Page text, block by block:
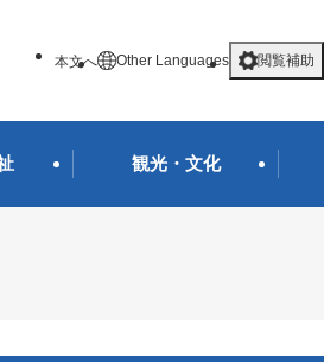
本文へ Other Languages 閲覧補助
観光・文化